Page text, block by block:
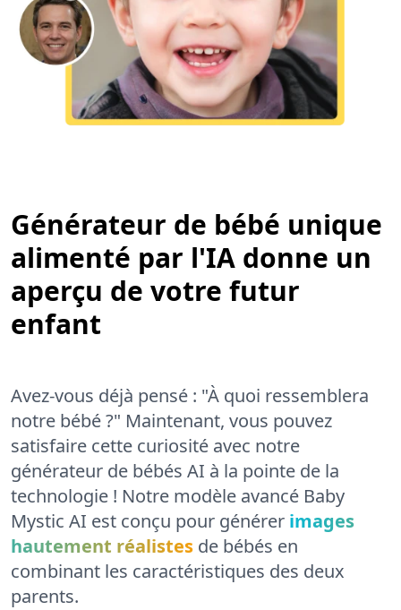
Générateur de bébé unique
alimenté par l'IA donne un
aperçu de votre futur
enfant
Avez-vous déjà pensé : "À quoi ressemblera
notre bébé ?" Maintenant, vous pouvez
satisfaire cette curiosité avec notre
générateur de bébés AI à la pointe de la
technologie ! Notre modèle avancé Baby
Mystic AI est conçu pour générer images
hautement réalistes de bébés en
combinant les caractéristiques des deux
parents.